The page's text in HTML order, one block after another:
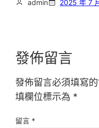
admin 2025 年 7
發佈留言
發佈留言必須填寫
填欄位標示為 *
留言 *